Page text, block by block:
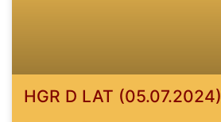
HGR D LAT (05.07.2024)